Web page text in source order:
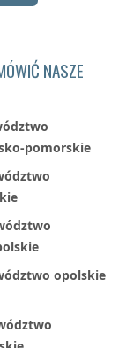
NASZE
pomorskie
opolskie